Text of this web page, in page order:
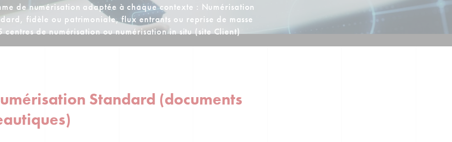
de numérisation adaptée à chaque contexte : Numérisation
fidèle ou patrimoniale, flux entrants ou reprise de masse
centres de numérisation ou numérisation in situ (site Client)
Standard (documents